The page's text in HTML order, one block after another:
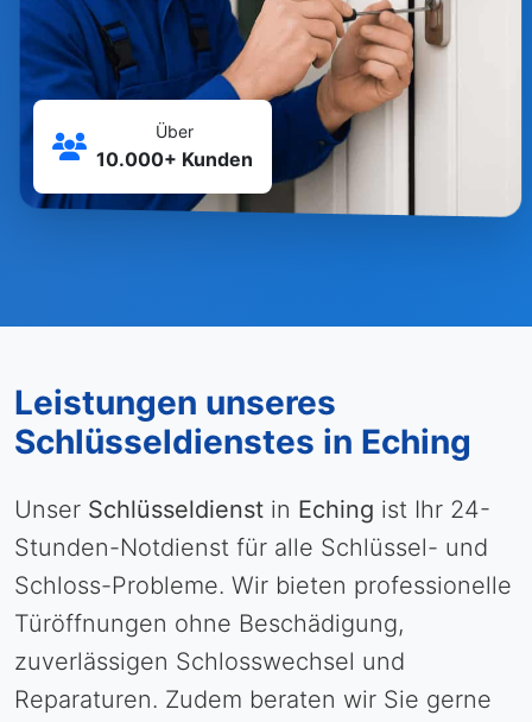
Über
10.000+ Kunden
Leistungen unseres
Schlüsseldienstes in Eching
Unser Schlüsseldienst in Eching ist Ihr 24-
Stunden-Notdienst für alle Schlüssel- und
Schloss-Probleme. Wir bieten professionelle
Türöffnungen ohne Beschädigung,
zuverlässigen Schlosswechsel und
Reparaturen. Zudem beraten wir Sie gerne